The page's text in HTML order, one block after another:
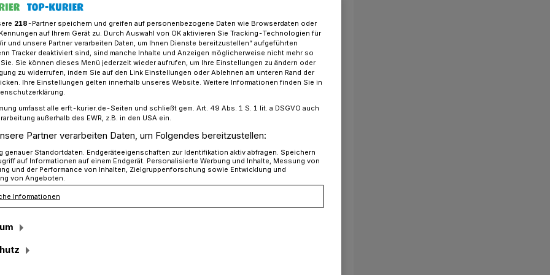
übergibt 15.000 Euro an die DKMS
Euro an die DKMS
auf ein zweites
gegen Blutkrebs“
des Gymnasiums Jüchen Ende
voller Aktionen zugunsten
abgeschlossen
Kilometer wurde Geld für den guten
218-Partner speichern und greifen auf personenbezogene Daten wie Browserdaten oder
auf Ihrem Gerät zu. Durch Auswahl von OK aktivieren Sie Tracking-Technologien für
und unsere Partner verarbeiten Daten, um Ihnen Dienste bereitzustellen“ aufgeführten
Tracker deaktiviert sind, sind manche Inhalte und Anzeigen möglicherweise nicht mehr so
Sie können dieses Menü jederzeit wieder aufrufen, um Ihre Einstellungen zu ändern oder
zu widerrufen, indem Sie auf den Link Einstellungen oder Ablehnen am unteren Rand der
Ihre Einstellungen gelten innerhalb unseres Website. Weitere Informationen finden Sie in
umfasst alle erft-kurier.de-Seiten und schließt gem. Art. 49 Abs. 1 S. 1 lit. a DSGVO auch
außerhalb des EWR, z.B. in den USA ein.
Partner verarbeiten Daten, um Folgendes bereitzustellen:
genauer Standortdaten. Endgeräteeigenschaften zur Identifikation aktiv abfragen. Speichern
auf Informationen auf einem Endgerät. Personalisierte Werbung und Inhalte, Messung von
und der Performance von Inhalten, Zielgruppenforschung sowie Entwicklung und
von Angeboten.
Informationen